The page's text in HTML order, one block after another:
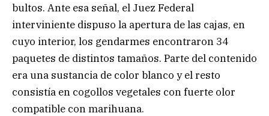
bultos. Ante esa señal, el Juez Federal
interviniente dispuso la apertura de las cajas, en
cuyo interior, los gendarmes encontraron 34
paquetes de distintos tamaños. Parte del contenido
era una sustancia de color blanco y el resto
consistía en cogollos vegetales con fuerte olor
compatible con marihuana.